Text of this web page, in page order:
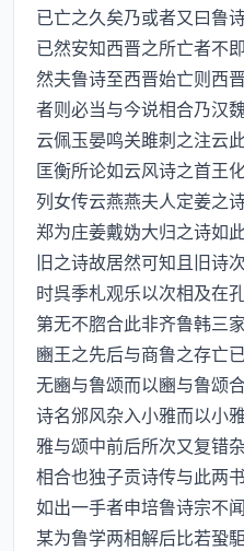
已亡之久矣乃或者又曰鲁
已然安知西晋之所亡者不
然夫鲁诗至西晋始亡则西
者则必当与今说相合乃汉
云佩玉晏鸣关雎刺之注云
匡衡所论如云风诗之首王
列女传云燕燕夫人定姜之
郑为庄姜戴妫大归之诗如
旧之诗故居然可知且旧诗
时呉季札观乐以次相及在
第无不脗合此非齐鲁韩三
豳王之先后与商鲁之存亡
无豳与鲁颂而以豳与鲁颂
诗名邠风杂入小雅而以小
雅与颂中前后所次又复错
相合也独子贡诗传与此两
如出一手者申培鲁诗宗不
某为鲁学两相解后比若蛩